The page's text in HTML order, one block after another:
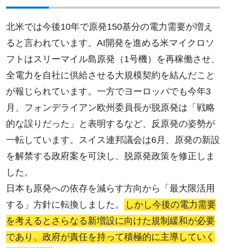
北米では今後10年で原発150基分の電力需要が増え
ると言われています。AI開発を進める米マイクロソ
フトはスリーマイル島原発（1号機）を再稼働させ、
全電力を自社に供給させる大規模契約を結んだこと
が報じられています。一方でヨーロッパでも今年3
月、フォンデライアン欧州委員長が脱原発は「戦略
的な誤りだった」と表明するなど、反原発の姿勢が
一転しています。スイス連邦議会は6月、原発の新設
を解禁する政府案を可決し、脱原発政策を修正しま
した。
日本も原発への依存を減らす方向から「最大限活用
する」方針に転換しました。
しかし今後の電力需要
を考えるとさらなる新増設に向けた規制緩和が必要
であり、政府が責任を持って積極的に主導していく